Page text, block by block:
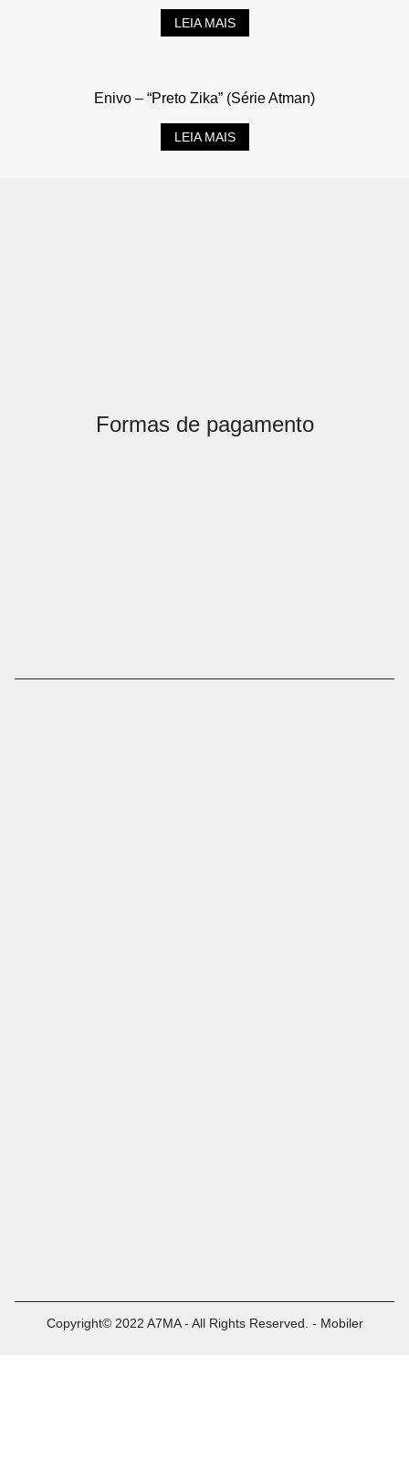
LEIA MAIS
Enivo – “Preto Zika” (Série Atman)
LEIA MAIS
Formas de pagamento
Copyright© 2022 A7MA - All Rights Reserved. - Mobiler